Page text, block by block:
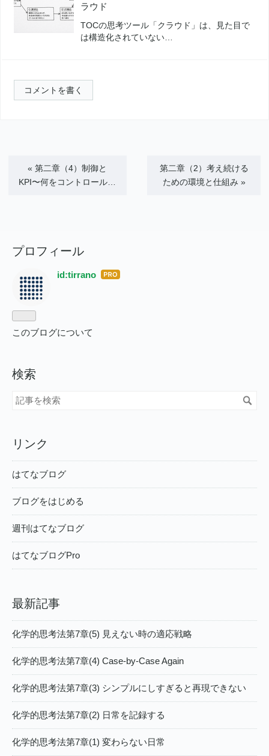
ラウド
TOCの思考ツール「クラウド」は、見た目で
は構造化されていない…
コメントを書く
«第二章（4）制御と
KPI〜何をコントロール…
第二章（2）考え続ける
ための環境と仕組み »
プロフィール
id:tirrano はて
このブログについて
検索
リンク
はてなブログ
ブログをはじめる
週刊はてなブログ
はてなブログPro
最新記事
化学的思考法第7章(5) 見えない時の適応戦略
化学的思考法第7章(4) Case-by-Case Again
化学的思考法第7章(3) シンプルにしすぎると再現できない
化学的思考法第7章(2) 日常を記録する
化学的思考法第7章(1) 変わらない日常